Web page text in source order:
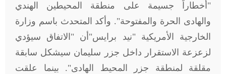
"أخطاراً جسيمة على منطقة المحيطين الهندي
والهادى الحرة والمفتوحة". وأكد المتحدث باسم وزارة
الخارجية الأمريكية "نيد برايس"أن "الاتفاق سيؤدي
لزعزعة الاستقرار داخل جزر سليمان سيشكل سابقة
مقلقة لمنطقة جزر المحيط الهادى". بينما علقت